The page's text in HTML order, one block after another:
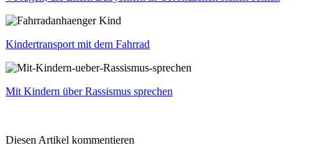
Kindertransport mit dem Fahrrad
Mit Kindern über Rassismus sprechen
Diesen Artikel kommentieren